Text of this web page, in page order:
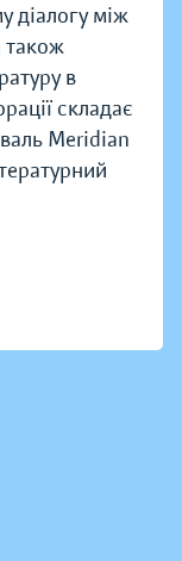
діалогу між
також
в
складає
Meridian